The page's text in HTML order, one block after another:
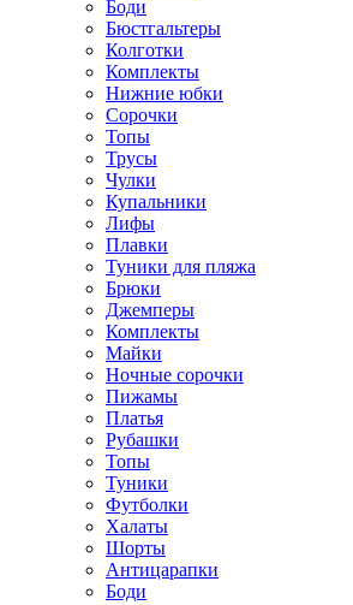
Боди
Бюстгальтеры
Колготки
Комплекты
Нижние юбки
Сорочки
Топы
Трусы
Чулки
Купальники
Лифы
Плавки
Туники для пляжа
Брюки
Джемперы
Комплекты
Майки
Ночные сорочки
Пижамы
Платья
Рубашки
Топы
Туники
Футболки
Халаты
Шорты
Антицарапки
Боди